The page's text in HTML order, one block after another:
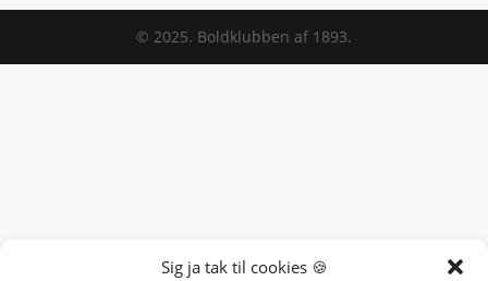
Sig ja tak til cookies 🍪
© 2025. Boldklubben af 1893.